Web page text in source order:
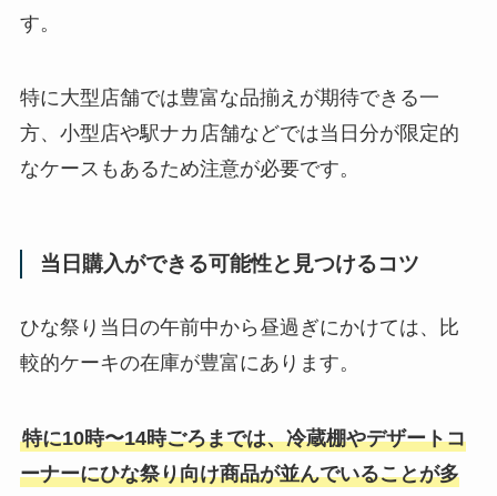
す。
特に大型店舗では豊富な品揃えが期待できる一
方、小型店や駅ナカ店舗などでは当日分が限定的
なケースもあるため注意が必要です。
当日購入ができる可能性と見つけるコツ
ひな祭り当日の午前中から昼過ぎにかけては、比
較的ケーキの在庫が豊富にあります。
特に10時〜14時ごろまでは、冷蔵棚やデザートコ
ーナーにひな祭り向け商品が並んでいることが多